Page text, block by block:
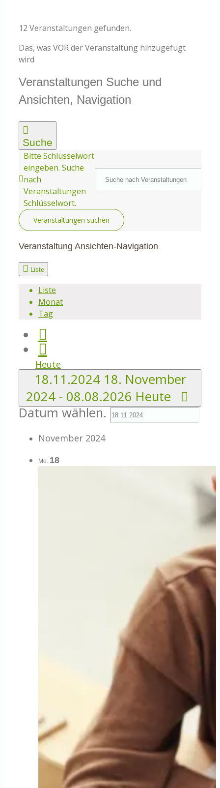
Shop
12 Veranstaltungen gefunden.
Das, was VOR der Veranstaltung hinzugefügt
wird
Veranstaltungen
Veranstaltungen Suche und
Ansichten, Navigation
Suche
Bitte Schlüsselwort
eingeben. Suche
nach
Veranstaltungen
Schlüsselwort.
Veranstaltungen suchen
Veranstaltung Ansichten-Navigation
Liste
Liste
Monat
Tag
Heute
18.11.2024 18. November
2024 - 08.08.2026 Heute
Datum wählen.
November 2024
Mo. 18